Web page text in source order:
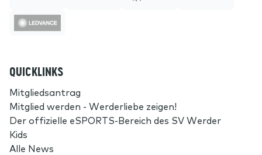
QUICKLINKS
Mitgliedsantrag
Mitglied werden - Werderliebe zeigen!
Der offizielle eSPORTS-Bereich des SV Werder
Kids
Alle News